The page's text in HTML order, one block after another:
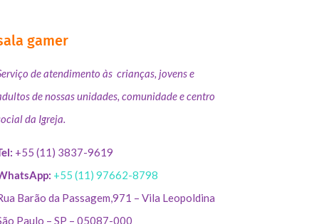
gamer
de atendimento às crianças, jovens e
de nossas unidades, comunidade e centro
da Igreja.
+55 (11) 3837-9619
+55 (11) 97662-8798
Barão da Passagem,971 – Vila Leopoldina
Paulo – SP – 05087-000